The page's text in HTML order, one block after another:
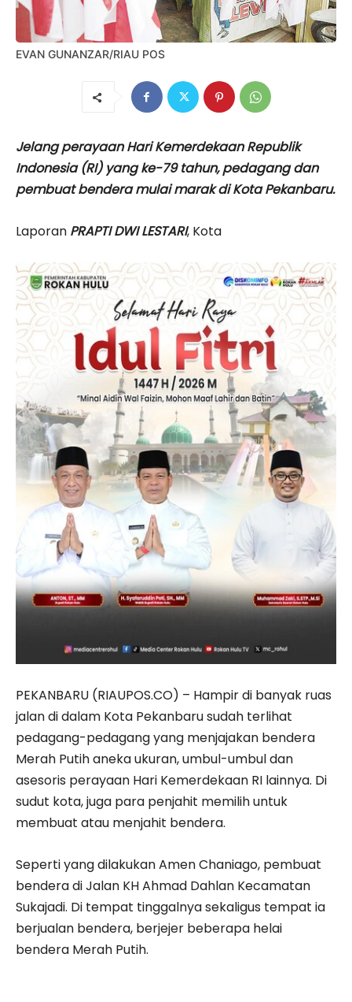
EVAN GUNANZAR/RIAU POS
Jelang perayaan Hari Kemerdekaan Republik
Indonesia (RI) yang ke-79 tahun, pedagang dan
pembuat bendera mulai marak di Kota Pekanbaru.
Laporan PRAPTI DWI LESTARI, Kota
PEKANBARU (RIAUPOS.CO) – Hampir di banyak ruas
jalan di dalam Kota Pekanbaru sudah terlihat
pedagang-pedagang yang menjajakan bendera
Merah Putih aneka ukuran, umbul-umbul dan
asesoris perayaan Hari Kemerdekaan RI lainnya. Di
sudut kota, juga para penjahit memilih untuk
membuat atau menjahit bendera.
Seperti yang dilakukan Amen Chaniago, pembuat
bendera di Jalan KH Ahmad Dahlan Kecamatan
Sukajadi. Di tempat tinggalnya sekaligus tempat ia
berjualan bendera, berjejer beberapa helai
bendera Merah Putih.